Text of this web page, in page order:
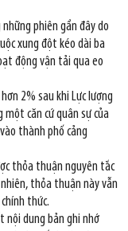
phiên gần đây do
xung đột kéo dài ba
động vận tải qua eo
2% sau khi Lực lượng
một căn cứ quân sự của
thành phố cảng
thỏa thuận nguyên tắc
thỏa thuận này vẫn
thức.
nội dung bản ghi nhớ